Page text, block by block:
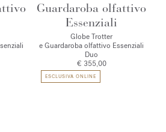
Guardaroba olfattivo
Essenziali
Globe Trotter
e Guardaroba olfattivo Essenziali
Duo
€ 355,00
ESCLUSIVA ONLINE